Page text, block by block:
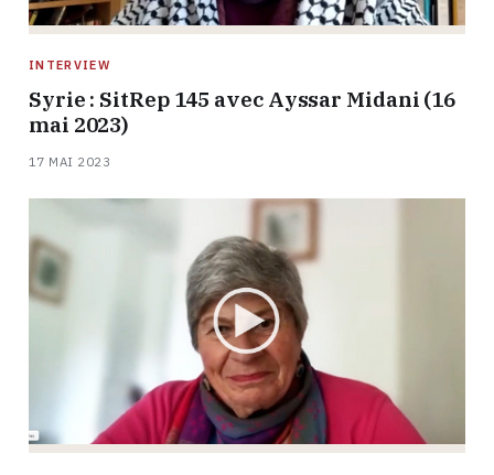
INTERVIEW
Syrie : SitRep 145 avec Ayssar Midani (16
mai 2023)
17 MAI 2023